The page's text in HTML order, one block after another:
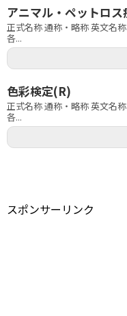
アニマル・ペットロ
正式名称 通称・略称 英文名
各...
色彩検定(R)
正式名称 通称・略称 英文名
各...
スポンサーリンク